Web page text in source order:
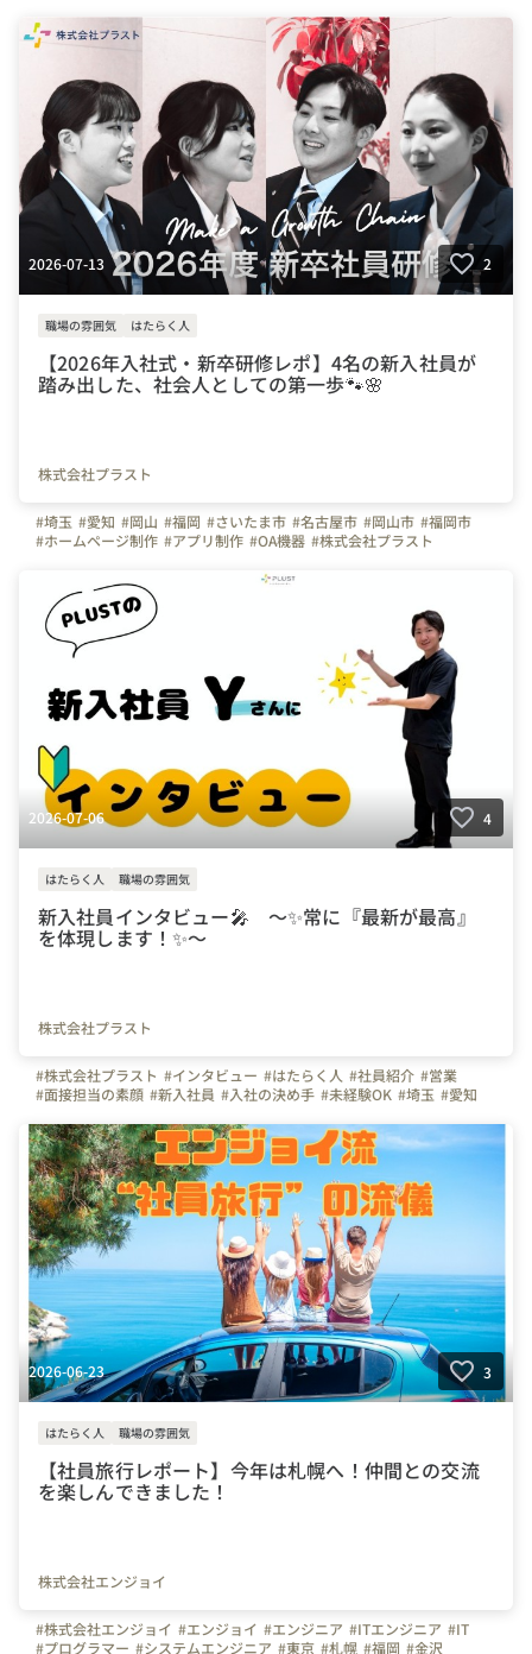
2026-07-13 2
職場の雰囲気 はたらく人
【2026年入社式・新卒研修レポ】4名の新入社員が
踏み出した、社会人としての第一歩🐾🌸
株式会社プラスト
#埼玉 #愛知 #岡山 #福岡 #さいたま市 #名古屋市 #岡山市 #福岡市
#ホームページ制作 #アプリ制作 #OA機器 #株式会社プラスト
#写真で伝える会社の雰囲気
#社内イベント #会社の推しポイント
2026-07-06 4
はたらく人 職場の雰囲気
新入社員インタビュー🎤 ～✨常に『最新が最高』
を体現します！✨～
株式会社プラスト
#株式会社プラスト #インタビュー #はたらく人 #社員紹介 #営業
#面接担当の素顔 #新入社員 #入社の決め手 #未経験OK #埼玉 #愛知
2026-06-23 3
はたらく人 職場の雰囲気
【社員旅行レポート】今年は札幌へ！仲間との交流
を楽しんできました！
株式会社エンジョイ
#株式会社エンジョイ #エンジョイ #エンジニア #ITエンジニア #IT
#プログラマー #システムエンジニア #東京 #札幌 #福岡 #金沢